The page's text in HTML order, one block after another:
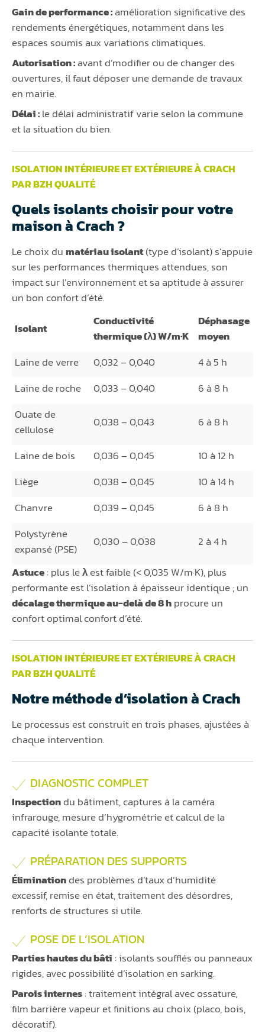
Gain de performance :amélioration significative des
rendements énergétiques, notamment dans les
espaces soumis aux variations climatiques.
Autorisation :avant d’modifier ou de changer des
ouvertures, il faut déposer une demande de travaux
en mairie.
Délai :le délai administratif varie selon la commune
et la situation du bien.
ISOLATION INTÉRIEURE ET EXTÉRIEURE À CRACH
PAR BZH QUALITÉ
Quels isolants choisir pour votre
maison à Crach ?
Le choix dumatériau isolant(type d’isolant) s’appuie
sur les performances thermiques attendues, son
impact sur l’environnement et sa aptitude à assurer
un bon confort d’été.
Isolant
Conductivité
thermique (λ) W/m·K
Déphasage
moyen
Laine de verre
0,032 – 0,040
4 à 5 h
Laine de roche
0,033 – 0,040
6 à 8 h
Ouate de
cellulose
0,038 – 0,043 6 à 8 h
Laine de bois 0,036 – 0,045
10 à 12 h
Liège
0,038 – 0,045
10 à 14 h
Chanvre
0,039 – 0,045
6 à 8 h
Polystyrène
expansé (PSE)
0,030 – 0,038
2 à 4 h
Astuce: plus leλest faible (< 0,035 W/m·K), plus
performante est l’isolation à épaisseur identique ; un
décalage thermique au-delà de 8 hprocure un
confort optimal confort d’été.
ISOLATION INTÉRIEURE ET EXTÉRIEURE À CRACH
PAR BZH QUALITÉ
Notre méthode d’isolation à Crach
Le processus est construit en trois phases, ajustées à
chaque intervention.
DIAGNOSTIC COMPLET
Inspectiondu bâtiment, captures à la caméra
infrarouge, mesure d’hygrométrie et calcul de la
capacité isolante totale.
PRÉPARATION DES SUPPORTS
Éliminationdes problèmes d’taux d’humidité
excessif, remise en état, traitement des désordres,
renforts de structures si utile.
POSE DE L’ISOLATION
Parties hautes du bâti: isolants soufflés ou panneaux
rigides, avec possibilité d’isolation en sarking.
Parois internes: traitement intégral avec ossature,
film barrière vapeur et finitions au choix (placo, bois,
décoratif).